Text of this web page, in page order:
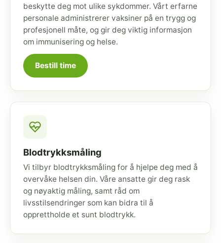
beskytte deg mot ulike sykdommer. Vårt erfarne
personale administrerer vaksiner på en trygg og
profesjonell måte, og gir deg viktig informasjon
om immunisering og helse.
Bestill time
Blodtrykksmåling
Vi tilbyr blodtrykksmåling for å hjelpe deg med å
overvåke helsen din. Våre ansatte gir deg rask
og nøyaktig måling, samt råd om
livsstilsendringer som kan bidra til å
opprettholde et sunt blodtrykk.